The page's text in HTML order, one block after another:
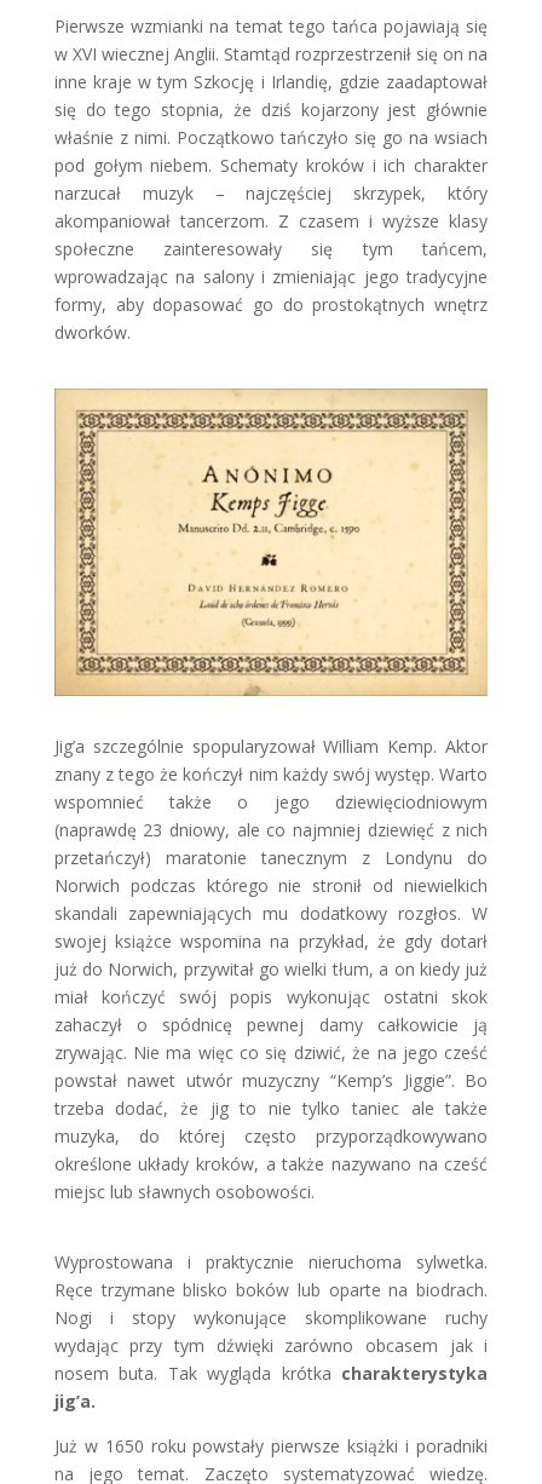
Pierwsze wzmianki na temat tego tańca pojawiają się
w XVI wiecznej Anglii. Stamtąd rozprzestrzenił się on na
inne kraje w tym Szkocję i Irlandię, gdzie zaadaptował
się do tego stopnia, że dziś kojarzony jest głównie
właśnie z nimi. Początkowo tańczyło się go na wsiach
pod gołym niebem. Schematy kroków i ich charakter
narzucał muzyk – najczęściej skrzypek, który
akompaniował tancerzom. Z czasem i wyższe klasy
społeczne zainteresowały się tym tańcem,
wprowadzając na salony i zmieniając jego tradycyjne
formy, aby dopasować go do prostokątnych wnętrz
dworków.
Jig’a szczególnie spopularyzował William Kemp. Aktor
znany z tego że kończył nim każdy swój występ. Warto
wspomnieć także o jego dziewięciodniowym
(naprawdę 23 dniowy, ale co najmniej dziewięć z nich
przetańczył) maratonie tanecznym z Londynu do
Norwich podczas którego nie stronił od niewielkich
skandali zapewniających mu dodatkowy rozgłos. W
swojej książce wspomina na przykład, że gdy dotarł
już do Norwich, przywitał go wielki tłum, a on kiedy już
miał kończyć swój popis wykonując ostatni skok
zahaczył o spódnicę pewnej damy całkowicie ją
zrywając. Nie ma więc co się dziwić, że na jego cześć
powstał nawet utwór muzyczny “Kemp’s Jiggie”. Bo
trzeba dodać, że jig to nie tylko taniec ale także
muzyka, do której często przyporządkowywano
określone układy kroków, a także nazywano na cześć
miejsc lub sławnych osobowości.
Wyprostowana i praktycznie nieruchoma sylwetka.
Ręce trzymane blisko boków lub oparte na biodrach.
Nogi i stopy wykonujące skomplikowane ruchy
wydając przy tym dźwięki zarówno obcasem jak i
nosem buta. Tak wygląda krótka charakterystyka
jig’a.
Już w 1650 roku powstały pierwsze książki i poradniki
na jego temat. Zaczęto systematyzować wiedzę.